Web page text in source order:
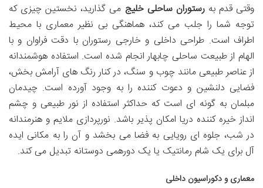
وقتی قدم بهرستوران ساحلی خلیج می گذارید، نخستین چیزی که
توجه شما را جلب می کند، هماهنگی بی نظیر معماری با محیط
اطراف است. طراحی داخلی و خارجی رستوران با دقت فراوان و با
الهام از طبیعت ساحلی چابهار انجام شده است. استفاده هوشمندانه
از عناصر طبیعی مانند چوب و سنگ، در کنار رنگ های آرامش بخش،
فضایی دلنشین و دعوت کننده را به وجود آورده است. چیدمان
مبلمان به گونه ای است که حداکثر استفاده از نور طبیعی و چشم
انداز خیره کننده دریا امکان پذیر باشد. نورپردازی ملایم و هنرمندانه
در شب، جلوه ای رویایی به فضا می بخشد و آن را به مکانی ایده
آل برای یک شام رمانتیک یا یک دورهمی دوستانه تبدیل می کند.
معماری و دکوراسیون داخلی